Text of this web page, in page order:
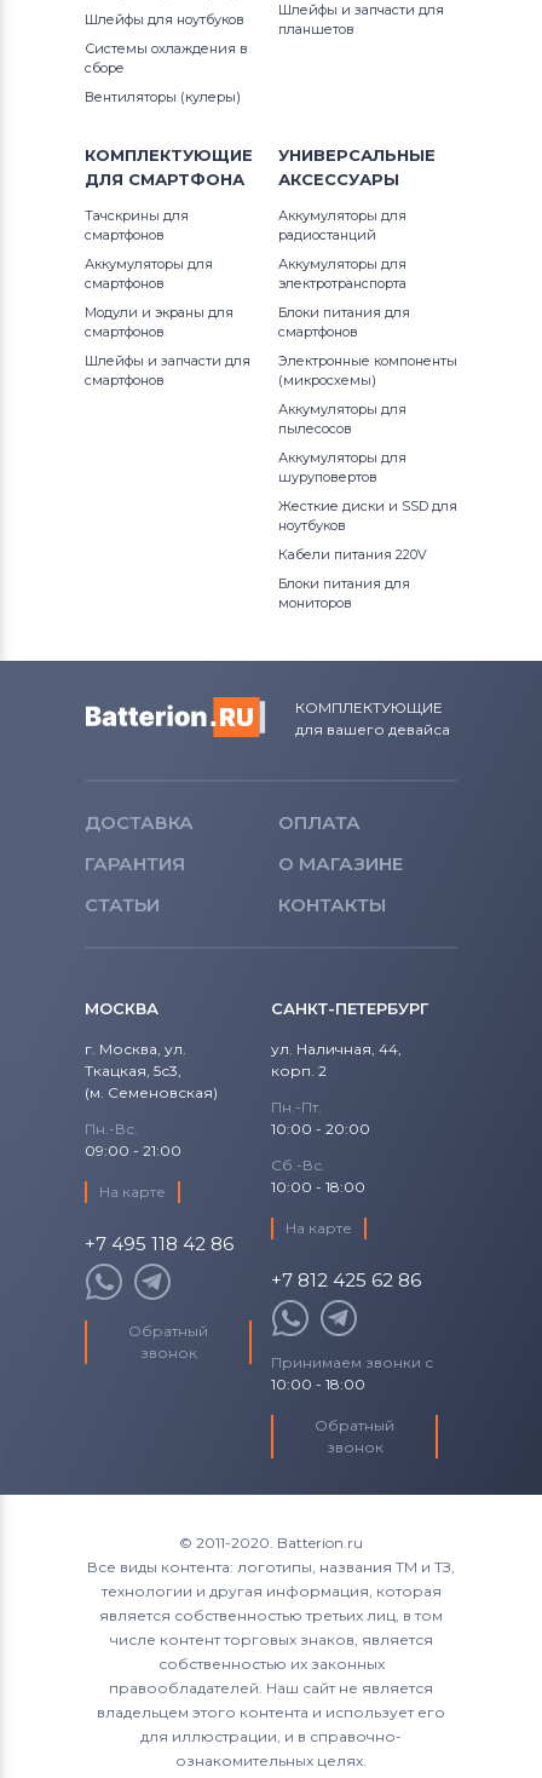
Шлейфы для ноутбуков
Системы охлаждения в
сборе
Вентиляторы (кулеры)
Шлейфы и запчасти для
планшетов
КОМПЛЕКТУЮЩИЕ
ДЛЯ СМАРТФОНА
Тачскрины для
смартфонов
Аккумуляторы для
смартфонов
Модули и экраны для
смартфонов
Шлейфы и запчасти для
смартфонов
УНИВЕРСАЛЬНЫЕ
АКСЕССУАРЫ
Аккумуляторы для
радиостанций
Аккумуляторы для
электротранспорта
Блоки питания для
смартфонов
Электронные компоненты
(микросхемы)
Аккумуляторы для
пылесосов
Аккумуляторы для
шуруповертов
Жесткие диски и SSD для
ноутбуков
Кабели питания 220V
Блоки питания для
мониторов
КОМПЛЕКТУЮЩИЕ
для вашего девайса
ДОСТАВКА
ОПЛАТА
ГАРАНТИЯ
О МАГАЗИНЕ
СТАТЬИ
КОНТАКТЫ
МОСКВА
г. Москва, ул.
Ткацкая, 5с3,
(м. Семеновская)
Пн.-Вс.
09:00 - 21:00
На карте
+7 495 118 42 86
Обратный
звонок
САНКТ-ПЕТЕРБУРГ
ул. Наличная, 44,
корп. 2
Пн.-Пт.
10:00 - 20:00
Сб.-Вс.
10:00 - 18:00
На карте
+7 812 425 62 86
Принимаем звонки с
10:00 - 18:00
Обратный
звонок
© 2011-2020. Batterion.ru
Все виды контента: логотипы, названия ТМ и ТЗ,
технологии и другая информация, которая
является собственностью третьих лиц, в том
числе контент торговых знаков, является
собственностью их законных
правообладателей. Наш сайт не является
владельцем этого контента и использует его
для иллюстрации, и в справочно-
ознакомительных целях.